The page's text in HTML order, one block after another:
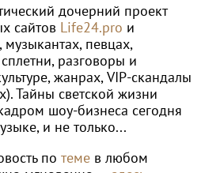
дочерний проект
сайтов Life24.pro и
певцах,
разговоры и
жанрах, VIP-скандалы
Тайны светской жизни
шоу-бизнеса сегодня
и не только...
по теме в любом